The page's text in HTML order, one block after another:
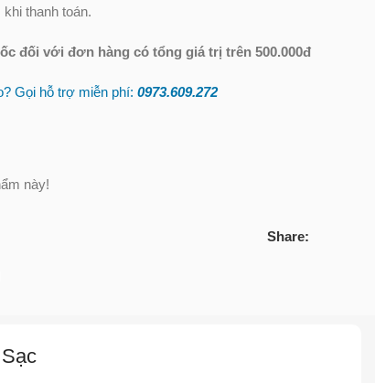
thanh toán.
đối với đơn hàng có tổng giá trị trên 500.000đ
Gọi hỗ trợ miễn phí: 0973.609.272
này!
Share: